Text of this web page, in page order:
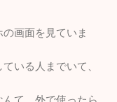
画面を見ていま
いる人までいて、
て、外で使ったら